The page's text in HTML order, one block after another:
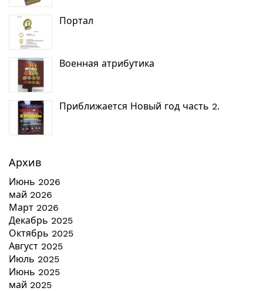
Портал
Военная атрибутика
Приближается Новый год часть 2.
Архив
Июнь 2026
май 2026
Март 2026
Декабрь 2025
Октябрь 2025
Август 2025
Июль 2025
Июнь 2025
май 2025